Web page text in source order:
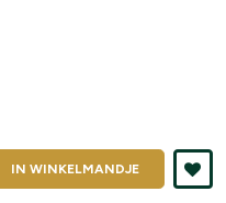
IN WINKELMANDJE